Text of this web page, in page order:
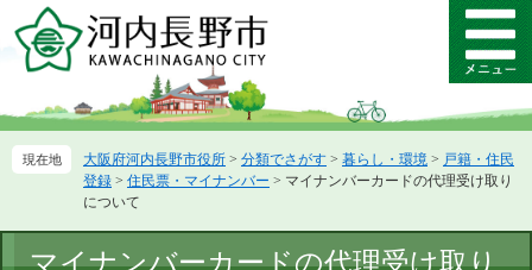
ー
先
ニ
を
本
文
メ
ニ
ー
大阪府河内長野市役所 > 分類でさがす > 暮らし・環境 > 戸籍・住民
登録 > 住民票・マイナンバー > マイナンバーカードの代理受け取り
について
マイナンバーカードの代理受け取り